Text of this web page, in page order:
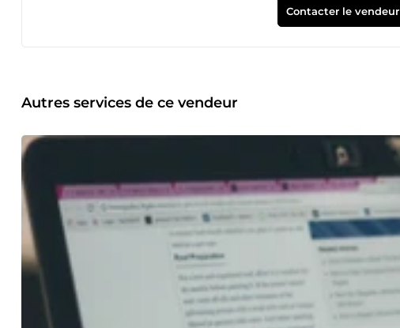
Contacter le vendeur
Autres services de ce vendeur